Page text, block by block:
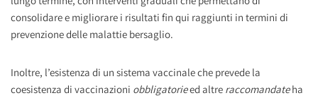
consolidare e migliorare i risultati fin qui raggiunti in termini di
prevenzione delle malattie bersaglio.
Inoltre, l’esistenza di un sistema vaccinale che prevede la
coesistenza di vaccinazioni obbligatorieed altre raccomandateha